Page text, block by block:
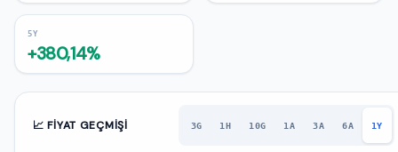
5Y
+380,14%
📈 FIYAT GEÇMIŞI 3G 1H 10G 1A 3A 6A 1Y